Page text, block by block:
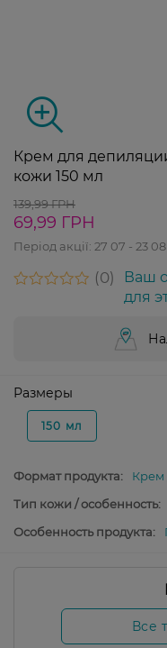
Крем для
кожи 150 мл
139,99 ГРН
69,99 ГРН
Період акції: 27 07 - 23 08
0
Ваш
для
Размеры
150 мл
Формат продукта:
Крем
Тип кожи / особенность:
Особенность продукта:
Все